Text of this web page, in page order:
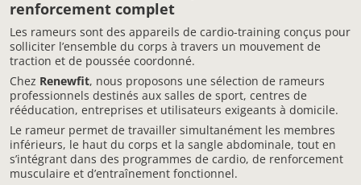
renforcement complet
Les rameurs sont des appareils de cardio-training conçus pour
solliciter l’ensemble du corps à travers un mouvement de
traction et de poussée coordonné.
Chez Renewfit, nous proposons une sélection de rameurs
professionnels destinés aux salles de sport, centres de
rééducation, entreprises et utilisateurs exigeants à domicile.
Le rameur permet de travailler simultanément les membres
inférieurs, le haut du corps et la sangle abdominale, tout en
s’intégrant dans des programmes de cardio, de renforcement
musculaire et d’entraînement fonctionnel.